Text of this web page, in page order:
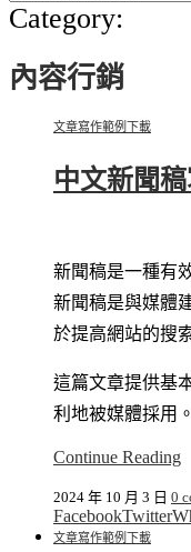
Category:
內容行銷
文章寫作範例下載
中文新聞
新聞稿是一種有
新聞稿是與媒體
於提高網站的搜
這篇文章提供基
利地被媒體採用。
Continue Reading
2024 年 10 月 3 日 0
FacebookTwitter
文章寫作範例下載